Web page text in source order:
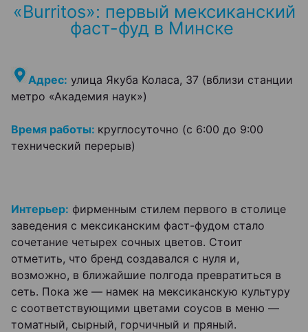
«Burritos»: первый мексиканский
фаст-фуд в Минске
Адрес: улица Якуба Коласа, 37 (вблизи станции
метро «Академия наук»)
Время работы: круглосуточно (с 6:00 до 9:00
технический перерыв)
Интерьер: фирменным стилем первого в столице
заведения с мексиканским фаст-фудом стало
сочетание четырех сочных цветов. Стоит
отметить, что бренд создавался с нуля и,
возможно, в ближайшие полгода превратиться в
сеть. Пока же — намек на мексиканскую культуру
с соответствующими цветами соусов в меню —
томатный, сырный, горчичный и пряный.